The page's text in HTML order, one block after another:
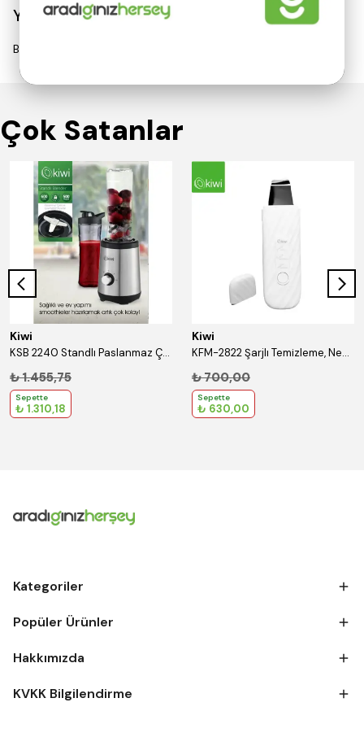
Yorumlar
Bu ürün için henüz yorum yapılmamış.
Çok Satanlar
Kiwi
KSB 2240 Standlı Paslanmaz Çelik Blender - Moothie Blender 600 ml Bardaklı
₺ 1.455,75
Sepette
₺ 1.310,18
Kiwi
KFM-2822 Şarjlı Temizleme, Nemlendirme ve Gerdirme Etkili Cilt Temizleyici
₺ 700,00
Sepette
₺ 630,00
Kategoriler
Popüler Ürünler
Hakkımızda
KVKK Bilgilendirme